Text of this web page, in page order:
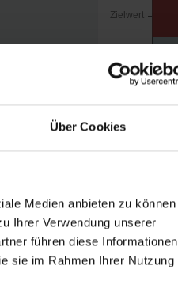
Über Cookies
Medien anbieten zu können
Ihrer Verwendung unserer
führen diese Informationen
sie im Rahmen Ihrer Nutzung